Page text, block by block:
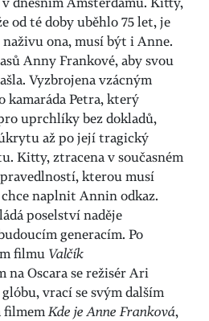
od té doby uběhlo 75 let, je
naživu ona, musí být i Anne.
Anny Frankové, aby svou
Vyzbrojena vzácným
kamaráda Petra, který
uprchlíky bez dokladů,
až po její tragický
Kitty, ztracena v současném
kterou musí
naplnit Annin odkaz.
poselství naděje
generacím. Po
filmu Valčík
na Oscara se režisér Ari
vrací se svým dalším
filmemKde je Anne Franková,